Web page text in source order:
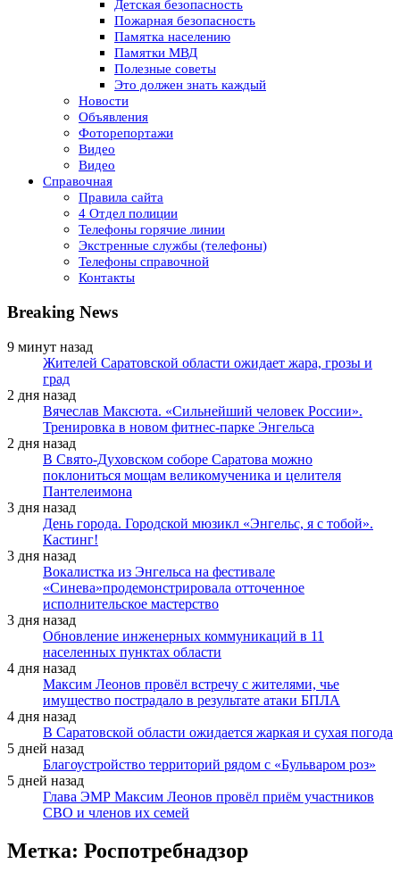
Детская безопасность
Пожарная безопасность
Памятка населению
Памятки МВД
Полезные советы
Это должен знать каждый
Новости
Объявления
Фоторепортажи
Видео
Видео
Справочная
Правила сайта
4 Отдел полиции
Телефоны горячие линии
Экстренные службы (телефоны)
Телефоны справочной
Контакты
Breaking News
9 минут назад
Жителей Саратовской области ожидает жара, грозы и
град
2 дня назад
Вячеслав Максюта. «Сильнейший человек России».
Тренировка в новом фитнес-парке Энгельса
2 дня назад
В Свято-Духовском соборе Саратова можно
поклониться мощам великомученика и целителя
Пантелеимона
3 дня назад
День города. Городской мюзикл «Энгельс, я с тобой».
Кастинг!
3 дня назад
Вокалистка из Энгельса на фестивале
«Синева»продемонстрировала отточенное
исполнительское мастерство
3 дня назад
Обновление инженерных коммуникаций в 11
населенных пунктах области
4 дня назад
Максим Леонов провёл встречу с жителями, чье
имущество пострадало в результате атаки БПЛА
4 дня назад
В Саратовской области ожидается жаркая и сухая погода
5 дней назад
Благоустройство территорий рядом с «Бульваром роз»
5 дней назад
Глава ЭМР Максим Леонов провёл приём участников
СВО и членов их семей
Метка: Роспотребнадзор